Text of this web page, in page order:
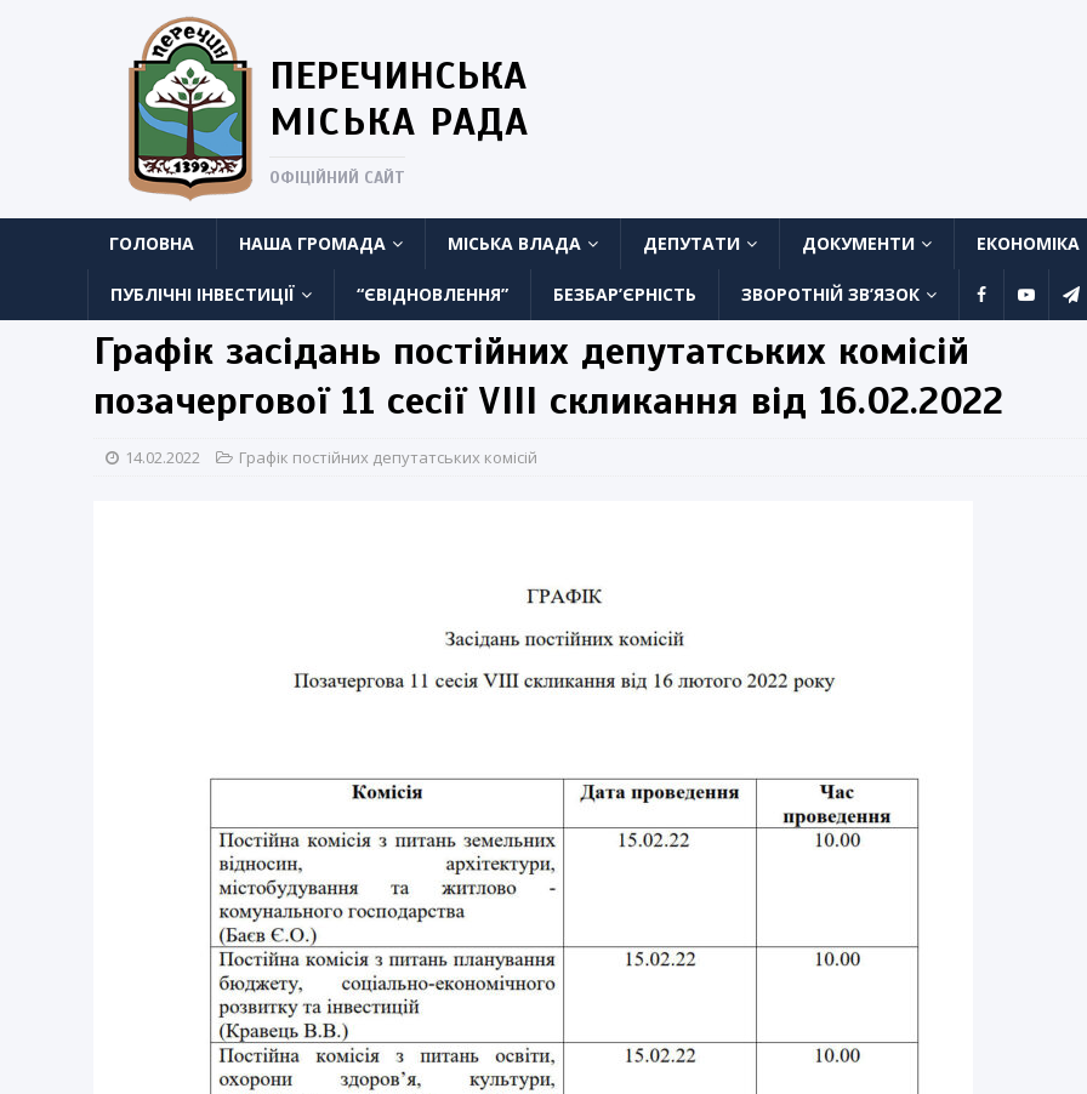
ПЕРЕЧИНСЬКА
МІСЬКА РАДА
ОФІЦІЙНИЙ САЙТ
ГОЛОВНА НАША ГРОМАДА МІСЬКА ВЛАДА ДЕПУТАТИ ДОКУМЕНТИ ЕКОНОМІКА
ПУБЛІЧНІ ІНВЕСТИЦІЇ “ЄВІДНОВЛЕННЯ” БЕЗБАР’ЄРНІСТЬ ЗВОРОТНІЙ ЗВ’ЯЗОК
Графік засідань постійних депутатських комісій
позачергової 11 сесії VIII скликання від 16.02.2022
14.02.2022 Графік постійних депутатських комісій